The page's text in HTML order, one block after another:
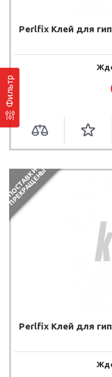
Фильтр
Perlfix Клей для
П
О
С
Т
А
В
К
И
П
Р
Е
К
Р
А
Щ
Е
Н
Ы
Perlfix Клей для